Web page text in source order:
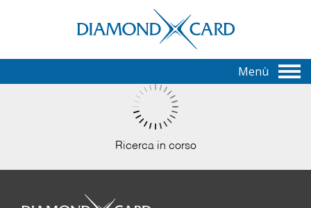
Menù
Ricerca in corso